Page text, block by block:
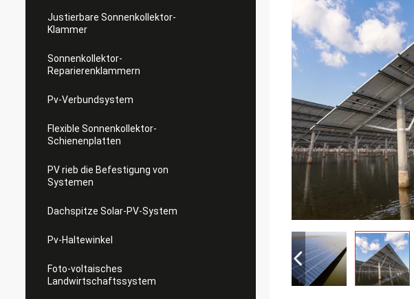
Justierbare Sonnenkollektor-
Klammer
Sonnenkollektor-
Reparierenklammern
Pv-Verbundsystem
Flexible Sonnenkollektor-
Schienenplatten
PV rieb die Befestigung von
Systemen
Dachspitze Solar-PV-System
Pv-Haltewinkel
Foto-voltaisches
Landwirtschaftssystem